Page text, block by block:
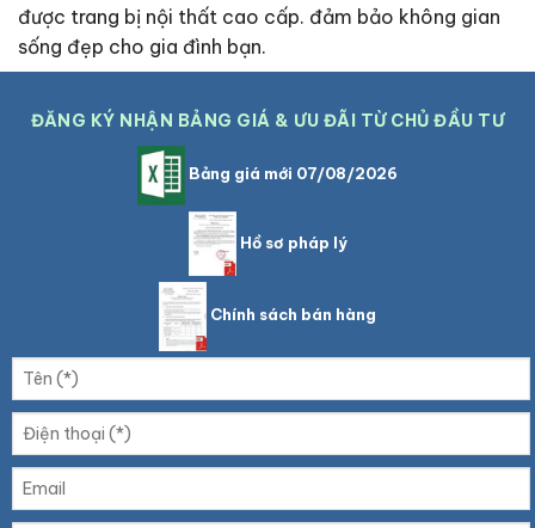
được trang bị nội thất cao cấp. đảm bảo không gian
sống đẹp cho gia đình bạn.
ĐĂNG KÝ NHẬN BẢNG GIÁ & ƯU ĐÃI TỪ CHỦ ĐẦU TƯ
Bảng giá mới 07/08/2026
Hồ sơ pháp lý
Chính sách bán hàng